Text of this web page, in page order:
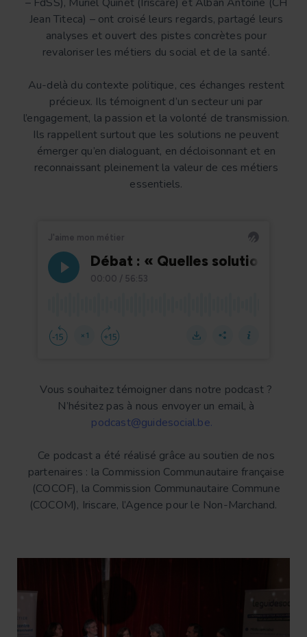
Jean Titeca) – ont croisé leurs regards, partagé leurs
analyses et ouvert des pistes concrètes pour
revaloriser les métiers du social et de la santé.
Au-delà du contexte politique, ces échanges restent
précieux. Ils témoignent d’un secteur uni par
l’engagement, la passion et la volonté de transmission.
Ils rappellent surtout que les solutions ne peuvent
émerger qu’en dialoguant, en décloisonnant et en
reconnaissant pleinement la valeur de ces métiers
essentiels.
Vous souhaitez témoigner dans notre podcast ?
N’hésitez pas à nous envoyer un email, à
podcast@guidesocial.be.
Ce podcast a été réalisé grâce au soutien de nos
partenaires : la Commission Communautaire française
(COCOF), la Commission Communautaire Commune
(COCOM), Iriscare, l’Agence pour le Non-Marchand.